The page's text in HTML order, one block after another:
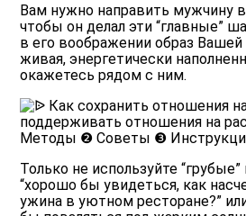
Вам нужно направить мужчину
чтобы он делал эти “главные”
в его воображении образ
живая, энергетически
окажетесь рядом с ним.
Только не используйте
“хорошо бы увидеться, как
ужина в уютном ресторане?” или